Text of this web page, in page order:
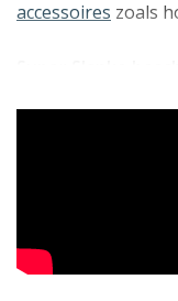
accessoires zoals
De Vaja Nuova
van een kale